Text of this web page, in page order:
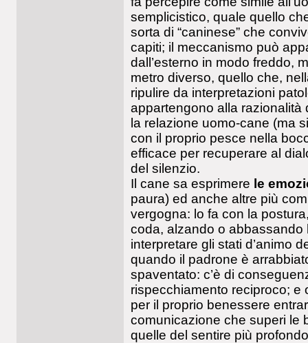
semplicistico, quale quello
sorta di “caninese” che
capiti; il meccanismo può
dall’esterno in modo freddo,
metro diverso, quello che,
ripulire da interpretazioni
appartengono alla razionalità
la relazione uomo-cane (ma
con il proprio pesce nella
efficace per recuperare al
del silenzio.
Il cane sa esprimere le
paura) ed anche altre più
vergogna: lo fa con la
coda, alzando o
interpretare gli stati d’animo
quando il padrone è
spaventato: c’è di
rispecchiamento reciproco; e
per il proprio benessere
comunicazione che superi le
quelle del sentire più